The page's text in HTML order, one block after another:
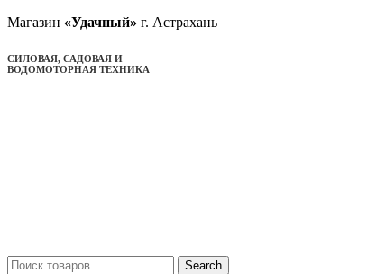
Магазин «Удачный» г. Астрахань
СИЛОВАЯ, САДОВАЯ И
ВОДОМОТОРНАЯ ТЕХНИКА
Search